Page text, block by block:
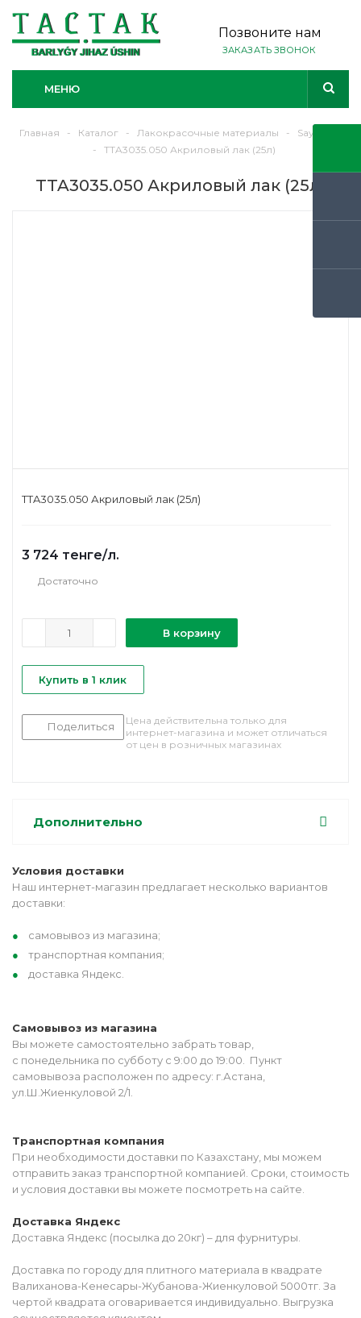
Позвоните нам
ЗАКАЗАТЬ ЗВОНОК
МЕНЮ
Главная - Каталог - Лакокрасочные материалы -
Sayerlack
-
TTA3035.050 Акриловый лак (25л)
TTA3035.050 Акриловый лак (25л)
TTA3035.050 Акриловый лак (25л)
3 724 тенге/л.
Достаточно
В корзину
Купить в 1 клик
Поделиться
Цена действительна только для
интернет-магазина и может отличаться
от цен в розничных магазинах
Дополнительно
Условия доставки
Наш интернет-магазин предлагает несколько вариантов
доставки:
самовывоз из магазина;
транспортная компания;
доставка Яндекс.
Самовывоз из магазина
Вы можете самостоятельно забрать товар,
с понедельника по субботу с 9:00 до 19:00. Пункт
самовывоза расположен по адресу: г.Астана,
ул.Ш.Жиенкуловой 2/1.
Транспортная компания
При необходимости доставки по Казахстану, мы можем
отправить заказ транспортной компанией. Сроки, стоимость
и условия доставки вы можете посмотреть на сайте.
Доставка Яндекс
Доставка Яндекс (посылка до 20кг) – для фурнитуры.
Доставка по городу для плитного материала в квадрате
Валиханова-Кенесары-Жубанова-Жиенкуловой 5000тг. За
чертой квадрата оговаривается индивидуально. Выгрузка